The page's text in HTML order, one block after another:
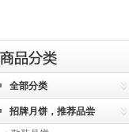
全部分类
招牌月饼，推荐品尝